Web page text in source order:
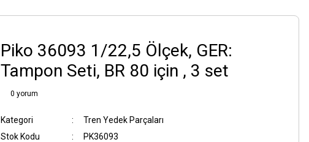
Piko 36093 1/22,5 Ölçek, GER:
Tampon Seti, BR 80 için , 3 set
0 yorum
Kategori
Tren Yedek Parçaları
Stok Kodu
PK36093